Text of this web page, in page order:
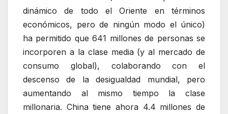
dinámico de todo el Oriente en términos
económicos, pero de ningún modo el único)
ha permitido que 641 millones de personas se
incorporen a la clase media (y al mercado de
consumo global), colaborando con el
descenso de la desigualdad mundial, pero
aumentando al mismo tiempo la clase
millonaria. China tiene ahora 4.4 millones de